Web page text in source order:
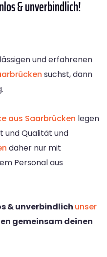
& unverbindlich!
und erfahrenen
suchst, dann
aus Saarbrücken legen
und Qualität und
daher nur mit
Personal aus
& unverbindlich unser
gemeinsam deinen